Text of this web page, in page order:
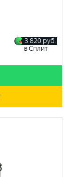
3 820 руб.
в Сплит